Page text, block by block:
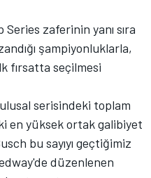
zaferinin yanı sıra
şampiyonluklarla,
fırsatta seçilmesi
serisindeki toplam
en yüksek ortak galibiyet
bu sayıyı geçtiğimiz
düzenlenen